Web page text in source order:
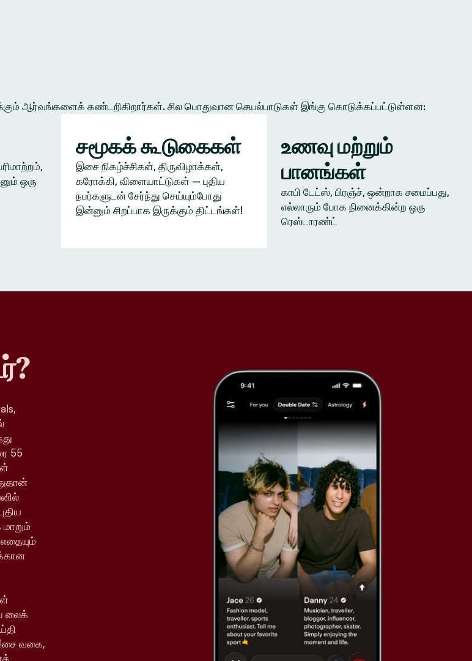
ஆர்வங்களைக் கண்டறிகிறார்கள். சில பொதுவான செயல்பாடுகள் இங்கு கொடுக்கப்பட்டுள்ளன:
ஒரு
சமூகக் கூடுகைகள்
இசை நிகழ்ச்சிகள், திருவிழாக்கள்,
கரோக்கி, விளையாட்டுகள் — புதிய
நபர்களுடன் சேர்ந்து செய்யும்போது
இன்னும் சிறப்பாக இருக்கும் திட்டங்கள்!
உணவு மற்றும்
பானங்கள்
காபி டேட்ஸ், பிரஞ்ச், ஒன்றாக சமைப்பது,
எல்லாரும் போக நினைக்கின்ற ஒரு
ரெஸ்டாரண்ட்
55
லைக்
இசை வகை,